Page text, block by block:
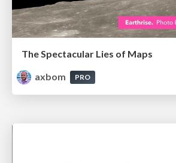
The Spectacular Lies of Maps
axbom
PRO